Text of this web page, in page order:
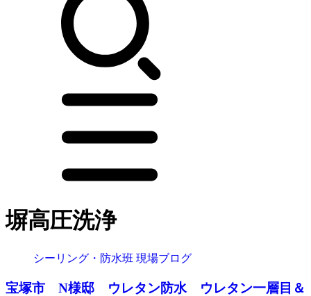
塀高圧洗浄
シーリング・防水班 現場ブログ
宝塚市 N様邸 ウレタン防水 ウレタン一層目＆